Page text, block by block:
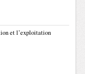
et l’exploitation